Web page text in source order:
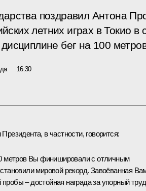
поздравил Антона
летних играх в Токио в
дисциплине бег на 100
16:30
в частности, говорится:
метров Вы финишировали с отличным
мировой рекорд. Завоёванная
– достойная награда за упорный